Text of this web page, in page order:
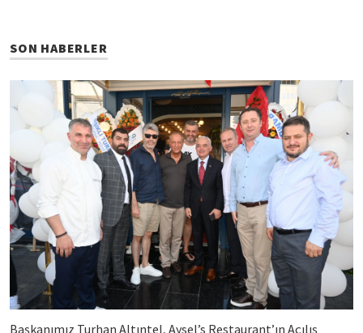
SON HABERLER
Başkanımız Turhan Altıntel, Aysel’s Restaurant’ın Açılış